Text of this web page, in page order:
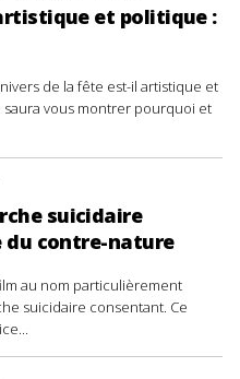
et politique :
de la fête est-il artistique et
saura vous montrer pourquoi et
suicidaire
du contre-nature
au nom particulièrement
suicidaire consentant. Ce